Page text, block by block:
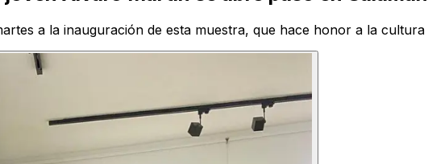
a la inauguración de esta muestra, que hace honor a la